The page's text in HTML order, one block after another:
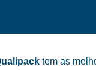
tem as